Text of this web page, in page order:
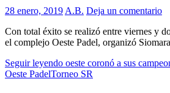
28 enero, 2019 A.B. Deja un comentario
Con total éxito se realizó entre viernes y
el complejo Oeste Padel, organizó
Seguir leyendo oeste coronó a sus
Oeste PadelTorneo SR